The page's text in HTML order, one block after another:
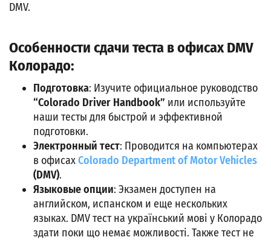
DMV.
Особенности сдачи теста в офисах DMV
Колорадо:
Подготовка: Изучите официальное руководство
“Colorado Driver Handbook” или используйте
наши тесты для быстрой и эффективной
подготовки.
Электронный тест: Проводится на компьютерах
в офисахColorado Department of Motor Vehicles
(DMV).
Языковые опции: Экзамен доступен на
английском, испанском и еще нескольких
языках. DMV тест на український мові у Колорадо
здати поки що немає можливості. Также тест не